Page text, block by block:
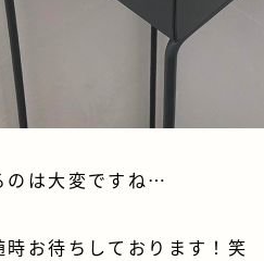
のは大変ですね…
時お待ちしております！笑